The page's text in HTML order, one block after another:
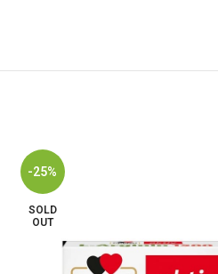
-25%
SOLD
OUT